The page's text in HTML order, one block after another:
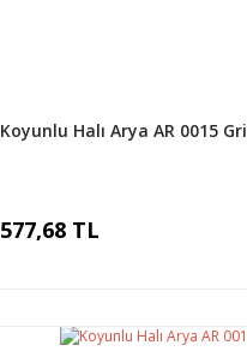
Koyunlu Halı Arya AR 0015 Gri
577,68 TL